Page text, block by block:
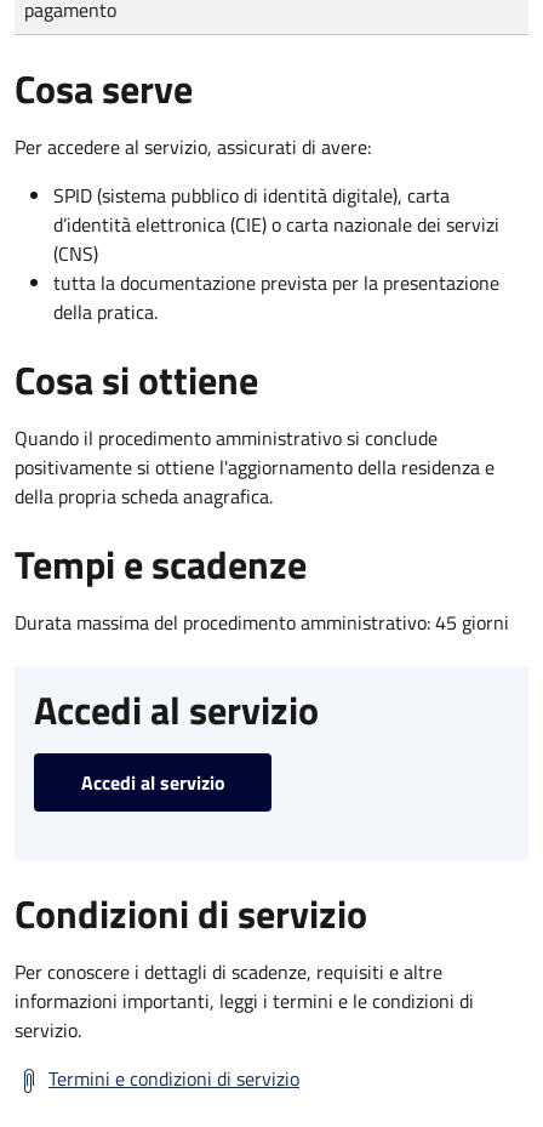
pagamento
Cosa serve
Per accedere al servizio, assicurati di avere:
SPID (sistema pubblico di identità digitale), carta
d’identità elettronica (CIE) o carta nazionale dei servizi
(CNS)
tutta la documentazione prevista per la presentazione
della pratica.
Cosa si ottiene
Quando il procedimento amministrativo si conclude
positivamente si ottiene l'aggiornamento della residenza e
della propria scheda anagrafica.
Tempi e scadenze
Durata massima del procedimento amministrativo: 45 giorni
Accedi al servizio
Accedi al servizio
Condizioni di servizio
Per conoscere i dettagli di scadenze, requisiti e altre
informazioni importanti, leggi i termini e le condizioni di
servizio.
Termini e condizioni di servizio